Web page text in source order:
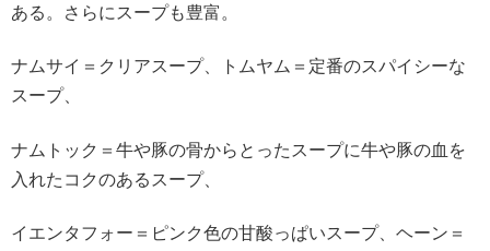
ある。さらにスープも豊富。
ナムサイ＝クリアスープ、トムヤム＝定番のスパイシーな
スープ、
ナムトック＝牛や豚の骨からとったスープに牛や豚の血を
入れたコクのあるスープ、
イエンタフォー＝ピンク色の甘酸っぱいスープ、ヘーン＝